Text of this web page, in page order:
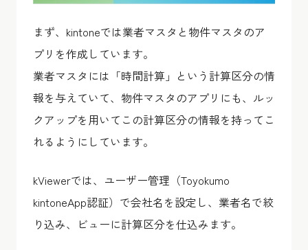
まず、kintoneでは業者マスタと物件マスタのア
プリを作成しています。
業者マスタには「時間計算」という計算区分の情
報を与えていて、物件マスタのアプリにも、ルッ
クアップを用いてこの計算区分の情報を持ってこ
れるようにしています。
kViewerでは、ユーザー管理（Toyokumo
kintoneApp認証）で会社名を設定し、業者名で絞
り込み、ビューに計算区分を仕込みます。